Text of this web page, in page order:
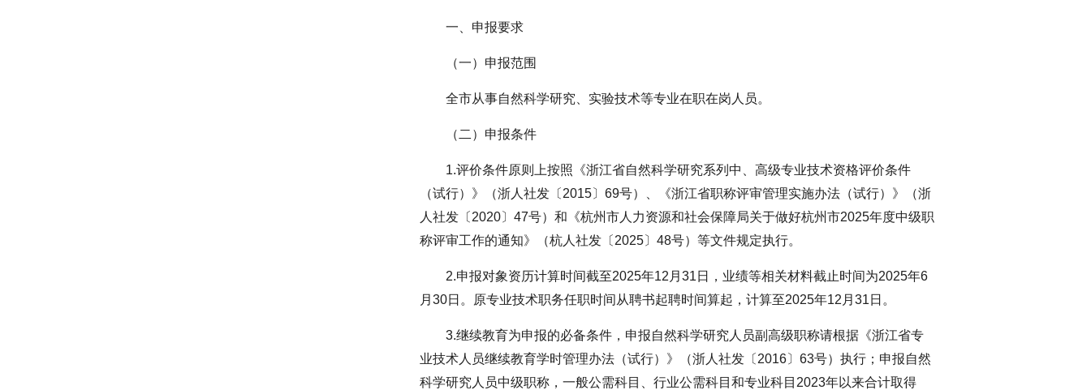
一、申报要求
（一）申报范围
全市从事自然科学研究、实验技术等专业在职在岗人员。
（二）申报条件
1.评价条件原则上按照《浙江省自然科学研究系列中、高级专业技术资格评价条件
（试行）》（浙人社发〔2015〕69号）、《浙江省职称评审管理实施办法（试行）》（浙
人社发〔2020〕47号）和《杭州市人力资源和社会保障局关于做好杭州市2025年度中级职
称评审工作的通知》（杭人社发〔2025〕48号）等文件规定执行。
2.申报对象资历计算时间截至2025年12月31日，业绩等相关材料截止时间为2025年6
月30日。原专业技术职务任职时间从聘书起聘时间算起，计算至2025年12月31日。
3.继续教育为申报的必备条件，申报自然科学研究人员副高级职称请根据《浙江省专
业技术人员继续教育学时管理办法（试行）》（浙人社发〔2016〕63号）执行；申报自然
科学研究人员中级职称，一般公需科目、行业公需科目和专业科目2023年以来合计取得